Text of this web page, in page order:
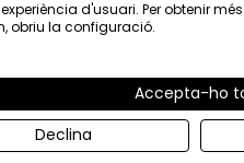
experiència d'usuari. Per obtenir
obriu la configuració.
Accepta-ho
Declina